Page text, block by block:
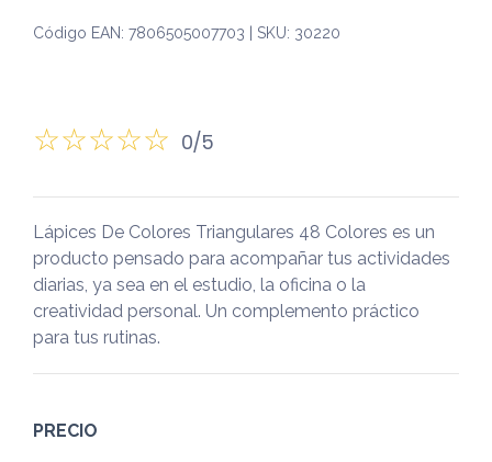
Código EAN: 7806505007703 | SKU: 30220
0/5
Lápices De Colores Triangulares 48 Colores es un
producto pensado para acompañar tus actividades
diarias, ya sea en el estudio, la oficina o la
creatividad personal. Un complemento práctico
para tus rutinas.
PRECIO